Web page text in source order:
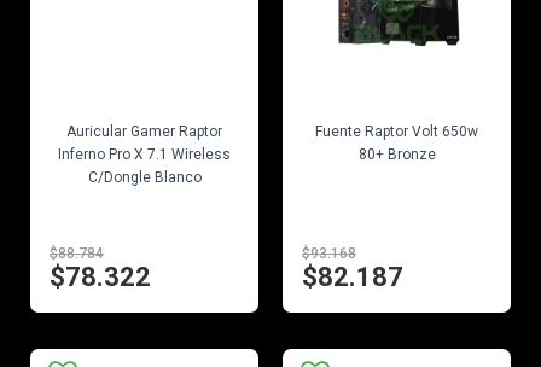
Auricular Gamer Raptor
Inferno Pro X 7.1 Wireless
C/Dongle Blanco
$88.784
$78.322
Fuente Raptor Volt 650w
80+ Bronze
$93.168
$82.187